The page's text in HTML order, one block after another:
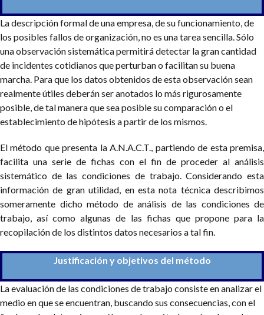
La descripción formal de una empresa, de su funcionamiento, de
los posibles fallos de organización, no es una tarea sencilla. Sólo
una observación sistemática permitirá detectar la gran cantidad
de incidentes cotidianos que perturban o facilitan su buena
marcha. Para que los datos obtenidos de esta observación sean
realmente útiles deberán ser anotados lo más rigurosamente
posible, de tal manera que sea posible su comparación o el
establecimiento de hipótesis a partir de los mismos.
El método que presenta la A.N.A.C.T., partiendo de esta premisa,
facilita una serie de fichas con el fin de proceder al análisis
sistemático de las condiciones de trabajo. Considerando esta
información de gran utilidad, en esta nota técnica describimos
someramente dicho método de análisis de las condiciones de
trabajo, así como algunas de las fichas que propone para la
recopilación de los distintos datos necesarios a tal fin.
Justificación y objetivos del método
La evaluación de las condiciones de trabajo consiste en analizar el
medio en que se encuentran, buscando sus consecuencias, con el